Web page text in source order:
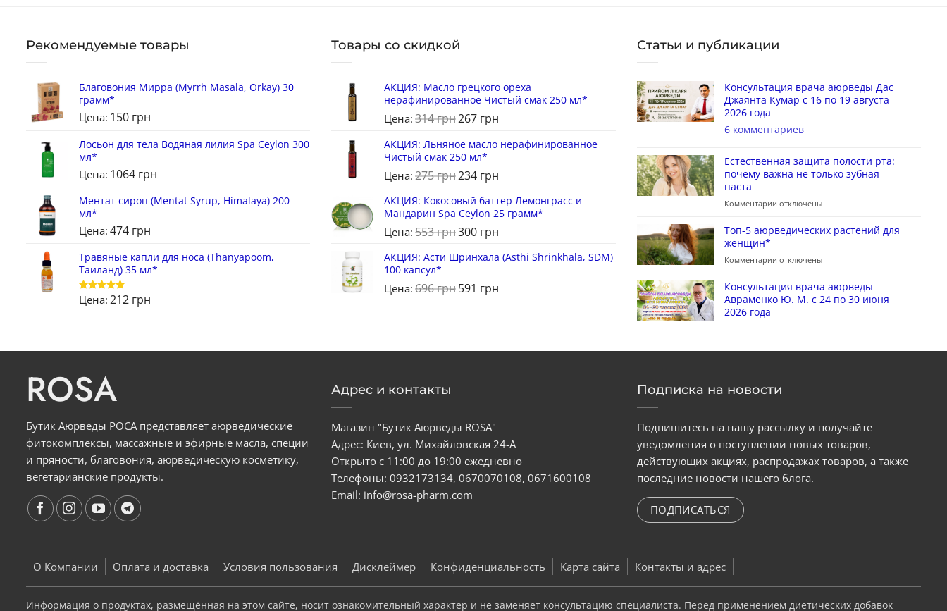
Рекомендуемые товары
Благовония Мирра (Myrrh Masala, Orkay) 30
грамм*
Цена: 150 грн
Лосьон для тела Водяная лилия Spa Ceylon 300
мл*
Цена: 1064 грн
Ментат сироп (Mentat Syrup, Himalaya) 200
мл*
Цена: 474 грн
Травяные капли для носа (Thanyapoom,
Таиланд) 35 мл*
Оценка5
из 5
Цена: 212 грн
Товары со скидкой
АКЦИЯ: Масло грецкого ореха
нерафинированное Чистый смак 250 мл*
Цена: 314грн267 грн
АКЦИЯ: Льняное масло нерафинированное
Чистый смак 250 мл*
Цена: 275грн234 грн
АКЦИЯ: Кокосовый баттер Лемонграсс и
Мандарин Spa Ceylon 25 грамм*
Цена: 553грн300 грн
АКЦИЯ: Асти Шринхала (Asthi Shrinkhala, SDM)
100 капсул*
Цена: 696грн591 грн
Статьи и публикации
Консультация врача аюрведы Дас
Джаянта Кумар с 16 по 19 августа
2026 года
6 комментариев
Естественная защита полости рта:
почему важна не только зубная
паста
Комментарии отключены
Топ-5 аюрведических растений для
женщин*
Комментарии отключены
Консультация врача аюрведы
Авраменко Ю. М. с 24 по 30 июня
2026 года
ROSA
Бутик Аюрведы РОСА представляет аюрведические
фитокомплексы, массажные и эфирные масла, специи
и пряности, благовония, аюрведическую косметику,
вегетарианские продукты.
Адрес и контакты
Магазин "Бутик Аюрведы ROSA"
Адрес: Киев, ул. Михайловская 24-А
Открыто с 11:00 до 19:00 ежедневно
Телефоны:0932173134,0670070108,0671600108
Email: info@rosa-pharm.com
Подписка на новости
Подпишитесь на нашу рассылку и получайте
уведомления о поступлении новых товаров,
действующих акциях, распродажах товаров, а также
последние новости нашего блога.
ПОДПИСАТЬСЯ
О Компании Оплата и доставка Условия пользования Дисклеймер Конфиденциальность Карта сайта Контакты и адрес
Информация о продуктах, размещённая на этом сайте, носит ознакомительный характер и не заменяет консультацию специалиста. Перед применением диетических добавок